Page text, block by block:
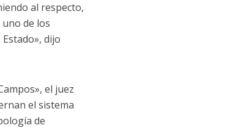
al respecto,
de los
dijo
el juez
el sistema
de